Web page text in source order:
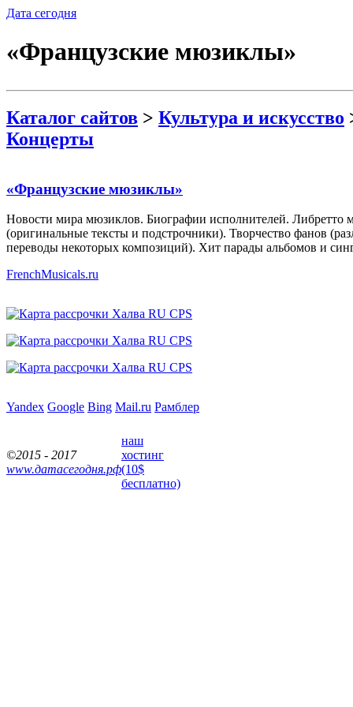
Дата сегодня
«Французские мюзиклы»
Каталог сайтов > Культура и искусство
Концерты
«Французские мюзиклы»
Новости мира мюзиклов. Биографии исполнителей. Либретто
(оригинальные тексты и подстрочники). Творчество фанов
переводы некоторых композиций). Хит парады альбомов и
FrenchMusicals.ru
Yandex Google Bing Mail.ru Рамблер
©2015 - 2017
www.датасегодня.рф
наш
хостинг
(10$
бесплатно)